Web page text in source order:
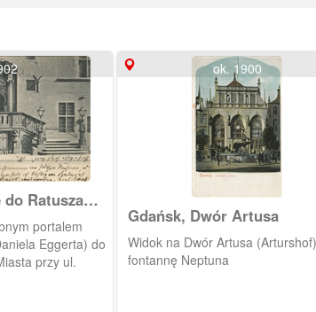
Ratusza
Danzig
portalem
Eggerta) do
przy ul.
ok. 1900
Gdańsk, Dwór Artusa
Widok na Dwór Artusa
fontannę Neptuna